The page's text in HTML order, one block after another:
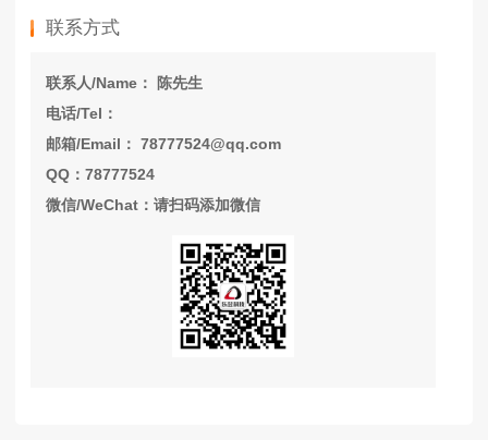
联系方式
联系人/Name： 陈先生
电话/Tel：
邮箱/Email： 78777524@qq.com
QQ：78777524
微信/WeChat：请扫码添加微信